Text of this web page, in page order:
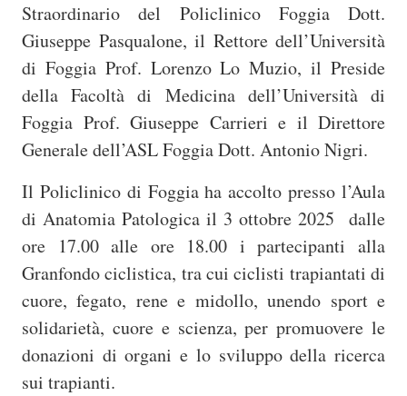
Straordinario del Policlinico Foggia Dott.
Giuseppe Pasqualone, il Rettore dell’Università
di Foggia Prof. Lorenzo Lo Muzio, il Preside
della Facoltà di Medicina dell’Università di
Foggia Prof. Giuseppe Carrieri e il Direttore
Generale dell’ASL Foggia Dott. Antonio Nigri.
Il Policlinico di Foggia ha accolto presso l’Aula
di Anatomia Patologica il 3 ottobre 2025 dalle
ore 17.00 alle ore 18.00 i partecipanti alla
Granfondo ciclistica, tra cui ciclisti trapiantati di
cuore, fegato, rene e midollo, unendo sport e
solidarietà, cuore e scienza, per promuovere le
donazioni di organi e lo sviluppo della ricerca
sui trapianti.